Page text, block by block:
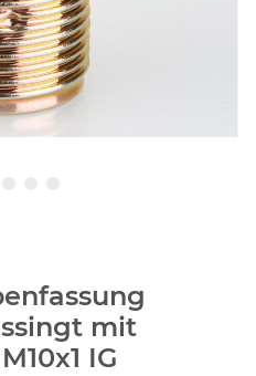
mit
IG